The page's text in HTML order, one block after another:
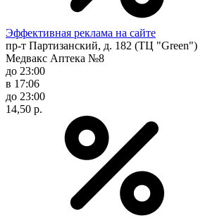
Эффективная реклама на сайте
пр-т Партизанский, д. 182 (ТЦ "Green")
Медвакс Аптека №8
до 23:00
в 17:06
до 23:00
14,50 р.